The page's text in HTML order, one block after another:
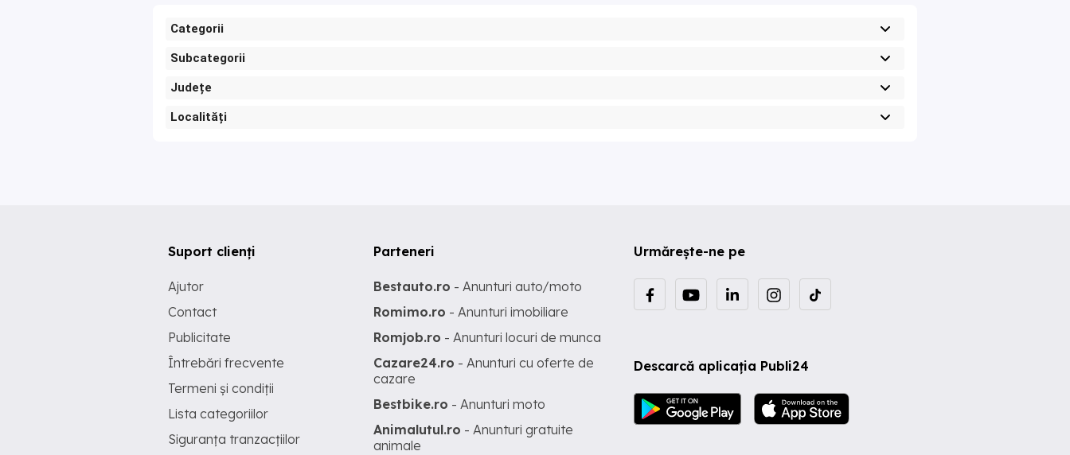
Categorii
Subcategorii
Județe
Localități
Urmărește-ne pe
Descarcă aplicația Publi24
Suport clienți
Ajutor
Contact
Publicitate
Întrebări frecvente
Termeni și condiții
Lista categoriilor
Siguranța tranzacțiilor
Parteneri
Bestauto.ro - Anunturi auto/moto
Romimo.ro - Anunturi imobiliare
Romjob.ro - Anunturi locuri de munca
Cazare24.ro - Anunturi cu oferte de
cazare
Bestbike.ro - Anunturi moto
Animalutul.ro - Anunturi gratuite
animale